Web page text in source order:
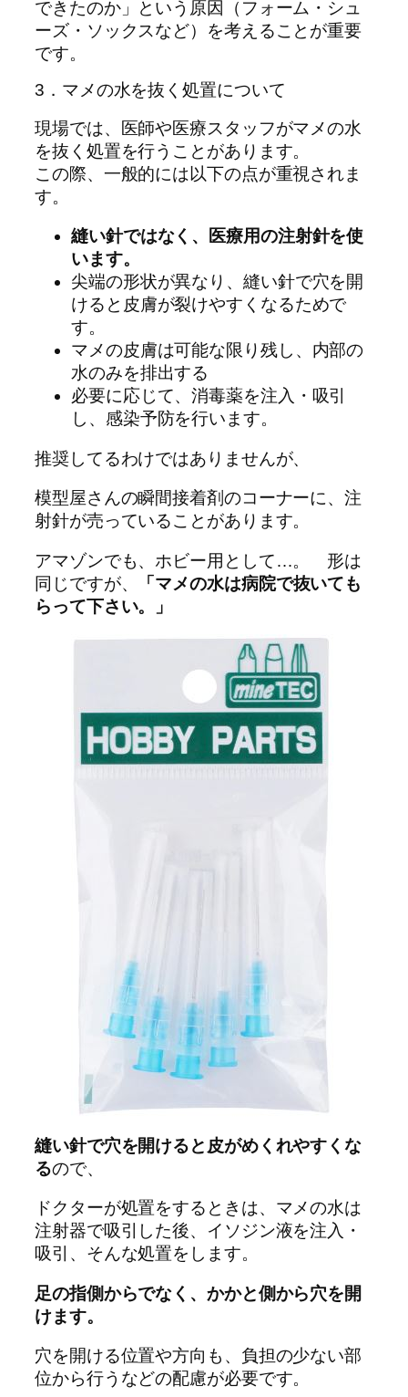
できたのか」という原因（フォーム・シュ
ーズ・ソックスなど）を考えることが重要
です。
3．マメの水を抜く処置について
現場では、医師や医療スタッフがマメの水
を抜く処置を行うことがあります。
この際、一般的には以下の点が重視されま
す。
縫い針ではなく、医療用の注射針を使
います。
尖端の形状が異なり、縫い針で穴を開
けると皮膚が裂けやすくなるためで
す。
マメの皮膚は可能な限り残し、内部の
水のみを排出する
必要に応じて、消毒薬を注入・吸引
し、感染予防を行います。
推奨してるわけではありませんが、
模型屋さんの瞬間接着剤のコーナーに、注
射針が売っていることがあります。
アマゾンでも、ホビー用として…。 形は
同じですが、
「マメの水は病院で抜いても
らって下さい。」
縫い針で穴を開けると皮がめくれやすくな
るので、
ドクターが処置をするときは、マメの水は
注射器で吸引した後、イソジン液を注入・
吸引、そんな処置をします。
足の指側からでなく、かかと側から穴を開
けます。
穴を開ける位置や方向も、負担の少ない部
位から行うなどの配慮が必要です。